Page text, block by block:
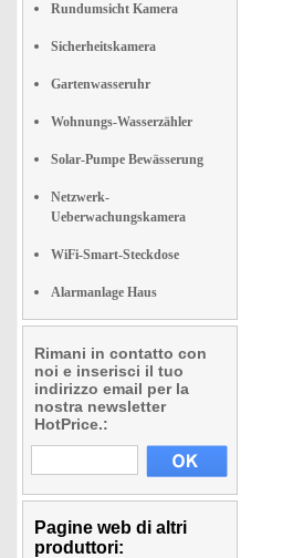
Rundumsicht Kamera
Sicherheitskamera
Gartenwasseruhr
Wohnungs-Wasserzähler
Solar-Pumpe Bewässerung
Netzwerk-
Ueberwachungskamera
WiFi-Smart-Steckdose
Alarmanlage Haus
Rimani in contatto con
noi e inserisci il tuo
indirizzo email per la
nostra newsletter
HotPrice.:
Pagine web di altri
produttori: